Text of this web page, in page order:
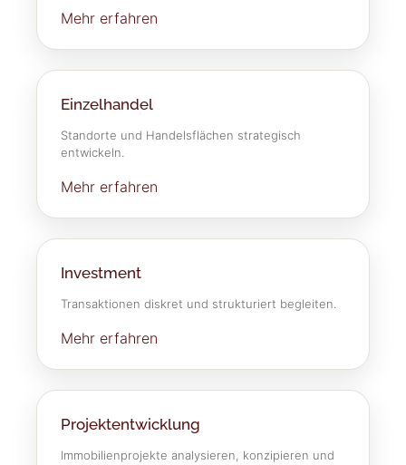
Mehr erfahren
Einzelhandel
Standorte und Handelsflächen strategisch
entwickeln.
Mehr erfahren
Investment
Transaktionen diskret und strukturiert begleiten.
Mehr erfahren
Projektentwicklung
Immobilienprojekte analysieren, konzipieren und